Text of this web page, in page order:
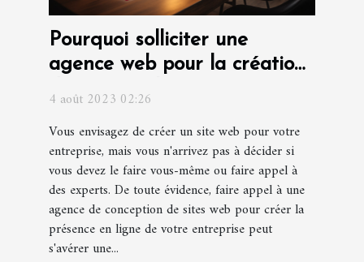
Pourquoi solliciter une
agence web pour la création
d'un site web pour votre
4 août 2023 02:26
Vous envisagez de créer un site web pour votre
entreprise, mais vous n'arrivez pas à décider si
vous devez le faire vous-même ou faire appel à
des experts. De toute évidence, faire appel à une
agence de conception de sites web pour créer la
présence en ligne de votre entreprise peut
s'avérer une...